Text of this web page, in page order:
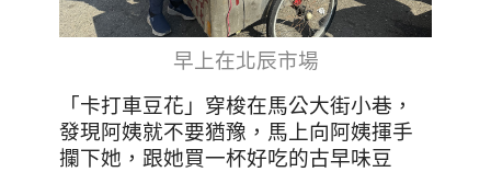
早上在北辰市場
「卡打車豆花」穿梭在馬公大街小巷，
發現阿姨就不要猶豫，馬上向阿姨揮手
攔下她，跟她買一杯好吃的古早味豆